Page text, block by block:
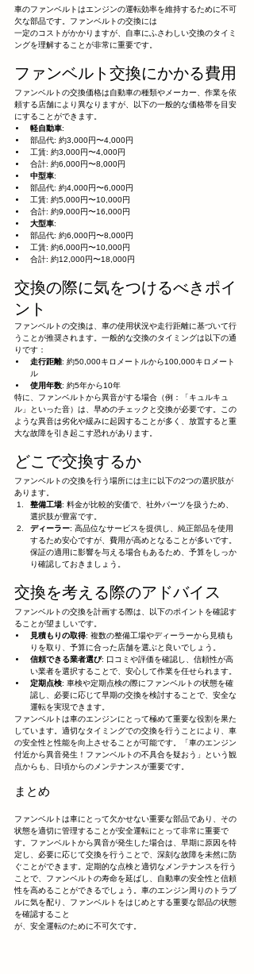
車のファンベルトはエンジンの運転効率を維持するために不可
欠な部品です。ファンベルトの交換には
一定のコストがかかりますが、自車にふさわしい交換のタイミ
ングを理解することが非常に重要です。
ファンベルト交換にかかる費用
ファンベルトの交換価格は自動車の種類やメーカー、作業を依
頼する店舗により異なりますが、以下の一般的な価格帯を目安
にすることができます。
軽自動車:
部品代: 約3,000円〜4,000円
工賃: 約3,000円〜4,000円
合計: 約6,000円〜8,000円
中型車:
部品代: 約4,000円〜6,000円
工賃: 約5,000円〜10,000円
合計: 約9,000円〜16,000円
大型車:
部品代: 約6,000円〜8,000円
工賃: 約6,000円〜10,000円
合計: 約12,000円〜18,000円
交換の際に気をつけるべきポイ
ント
ファンベルトの交換は、車の使用状況や走行距離に基づいて行
うことが推奨されます。一般的な交換のタイミングは以下の通
りです：
走行距離: 約50,000キロメートルから100,000キロメート
ル
使用年数: 約5年から10年
特に、ファンベルトから異音がする場合（例：「キュルキュ
ル」といった音）は、早めのチェックと交換が必要です。この
ような異音は劣化や緩みに起因することが多く、放置すると重
大な故障を引き起こす恐れがあります。
どこで交換するか
ファンベルトの交換を行う場所には主に以下の2つの選択肢が
あります。
整備工場: 料金が比較的安価で、社外パーツを扱うため、
選択肢が豊富です。
ディーラー: 高品位なサービスを提供し、純正部品を使用
するため安心ですが、費用が高めとなることが多いです。
保証の適用に影響を与える場合もあるため、予算をしっか
り確認しておきましょう。
交換を考える際のアドバイス
ファンベルトの交換を計画する際は、以下のポイントを確認す
ることが望ましいです。
見積もりの取得: 複数の整備工場やディーラーから見積も
りを取り、予算に合った店舗を選ぶと良いでしょう。
信頼できる業者選び: 口コミや評価を確認し、信頼性が高
い業者を選択することで、安心して作業を任せられます。
定期点検: 車検や定期点検の際にファンベルトの状態を確
認し、必要に応じて早期の交換を検討することで、安全な
運転を実現できます。
ファンベルトは車のエンジンにとって極めて重要な役割を果た
しています。適切なタイミングでの交換を行うことにより、車
の安全性と性能を向上させることが可能です。「車のエンジン
付近から異音発生！ファンベルトの不具合を疑おう」という観
点からも、日頃からのメンテナンスが重要です。
まとめ
ファンベルトは車にとって欠かせない重要な部品であり、その
状態を適切に管理することが安全運転にとって非常に重要で
す。ファンベルトから異音が発生した場合は、早期に原因を特
定し、必要に応じて交換を行うことで、深刻な故障を未然に防
ぐことができます。定期的な点検と適切なメンテナンスを行う
ことで、ファンベルトの寿命を延ばし、自動車の安全性と信頼
性を高めることができるでしょう。車のエンジン周りのトラブ
ルに気を配り、ファンベルトをはじめとする重要な部品の状態
を確認すること
が、安全運転のために不可欠です。